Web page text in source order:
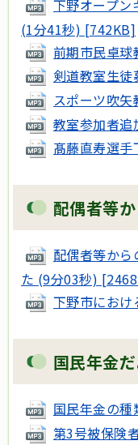
下野オープ
(1分41秒) [742KB]
前期市民卓
剣道教室生
スポーツ吹
教室参加者
髙藤直寿選
配偶者等
配偶者等か
た (9分03秒)
下野市にお
国民年金
国民年金の
第3号被保険